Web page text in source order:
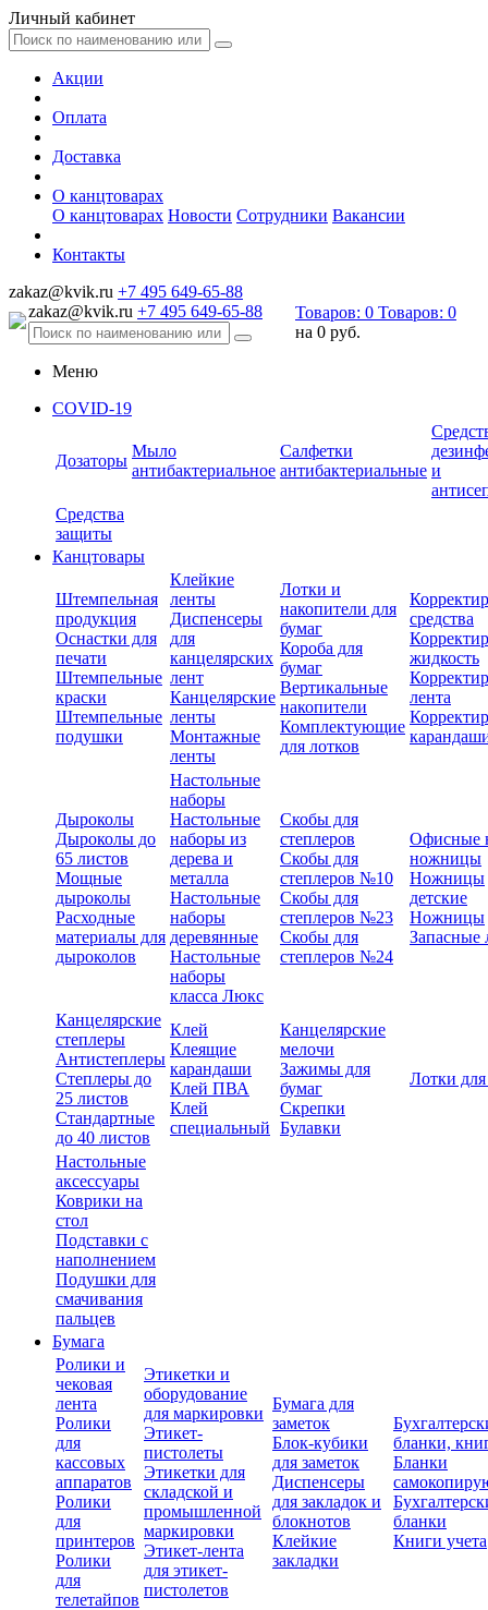
Личный кабинет
Акции
Оплата
Доставка
О канцтоварах
О канцтоварах Новости Сотрудники Вакансии
Контакты
zakaz@kvik.ru +7 495 649-65-88
zakaz@kvik.ru +7 495 649-65-88 Товаров: 0 Товаров: 0
на 0 руб.
Меню
COVID-19
Дозаторы
Мыло
антибактериальное
Салфетки
антибактериальные и
Средства
защиты
Канцтовары
Штемпельная
продукция
Оснастки для
печати
Штемпельные
краски
Штемпельные
подушки
Клейкие
ленты
Диспенсеры
для
канцелярских
лент
Канцелярские
ленты
Монтажные
ленты
Лотки и
накопители для
бумаг
Короба для
бумаг
Вертикальные
накопители
Комплектующие
для лотков
средства
жидкость
лента
Дыроколы
Дыроколы до
65 листов
Мощные
дыроколы
Расходные
материалы для
дыроколов
Настольные
наборы
Настольные
наборы из
дерева и
металла
Настольные
наборы
деревянные
Настольные
наборы
класса Люкс
Скобы для
степлеров
Скобы для
степлеров №10
Скобы для
степлеров №23
Скобы для
степлеров №24
Офисные
ножницы
Ножницы
детские
Ножницы
Запасные
Канцелярские
степлеры
Антистеплеры
Степлеры до
25 листов
Стандартные
до 40 листов
Клей
Клеящие
карандаши
Клей ПВА
Клей
специальный
Канцелярские
мелочи
Зажимы для
бумаг
Скрепки
Булавки
Лотки
Настольные
аксессуары
Коврики на
стол
Подставки с
наполнением
Подушки для
смачивания
пальцев
Бумага
Ролики и
чековая
лента
Ролики
для
кассовых
аппаратов
Ролики
для
принтеров
Ролики
для
телетайпов
Этикетки и
оборудование
для маркировки
Этикет-
пистолеты
Этикетки для
складской и
промышленной
маркировки
Этикет-лента
для этикет-
пистолетов
Бумага для
заметок
Блок-кубики
для заметок
Диспенсеры
для закладок и
блокнотов
Клейкие
закладки
бланки,
Бланки
бланки
Книги учета